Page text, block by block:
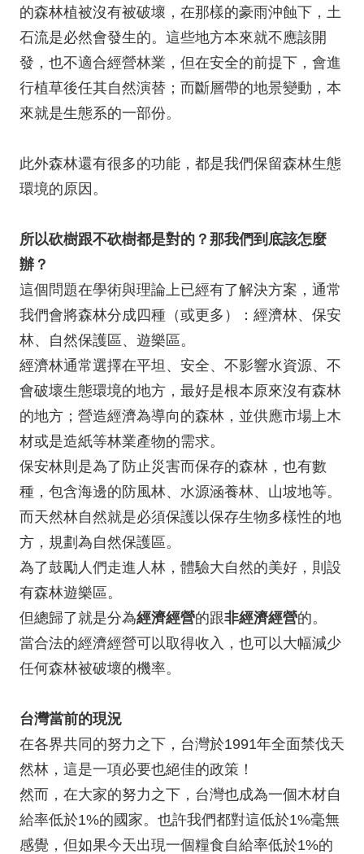
的森林植被沒有被破壞，在那樣的豪雨沖蝕下，土
石流是必然會發生的。這些地方本來就不應該開
發，也不適合經營林業，但在安全的前提下，會進
行植草後任其自然演替；而斷層帶的地景變動，本
來就是生態系的一部份。
此外森林還有很多的功能，都是我們保留森林生態
環境的原因。
所以砍樹跟不砍樹都是對的？那我們到底該怎麼
辦？
這個問題在學術與理論上已經有了解決方案，通常
我們會將森林分成四種（或更多）：經濟林、保安
林、自然保護區、遊樂區。
經濟林通常選擇在平坦、安全、不影響水資源、不
會破壞生態環境的地方，最好是根本原來沒有森林
的地方；營造經濟為導向的森林，並供應市場上木
材或是造紙等林業產物的需求。
保安林則是為了防止災害而保存的森林，也有數
種，包含海邊的防風林、水源涵養林、山坡地等。
而天然林自然就是必須保護以保存生物多樣性的地
方，規劃為自然保護區。
為了鼓勵人們走進人林，體驗大自然的美好，則設
有森林遊樂區。
但總歸了就是分為經濟經營的跟非經濟經營的。
當合法的經濟經營可以取得收入，也可以大幅減少
任何森林被破壞的機率。
台灣當前的現況
在各界共同的努力之下，台灣於1991年全面禁伐天
然林，這是一項必要也絕佳的政策！
然而，在大家的努力之下，台灣也成為一個木材自
給率低於1%的國家。也許我們都對這低於1%毫無
感覺，但如果今天出現一個糧食自給率低於1%的